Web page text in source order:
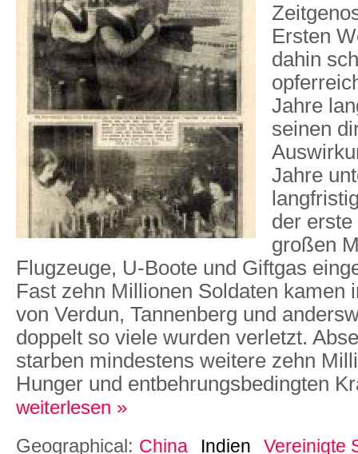
Ersten
dahin
Jahre
seinen
Jahre
der
großen
Flugzeuge, U-Boote und Giftgas
Fast zehn Millionen Soldaten kamen
von Verdun, Tannenberg und
doppelt so viele wurden verletzt.
starben mindestens weitere zehn
Hunger und entbehrungsbedingten
weiterlesen »
Geographical: China Indien
Vereinigte